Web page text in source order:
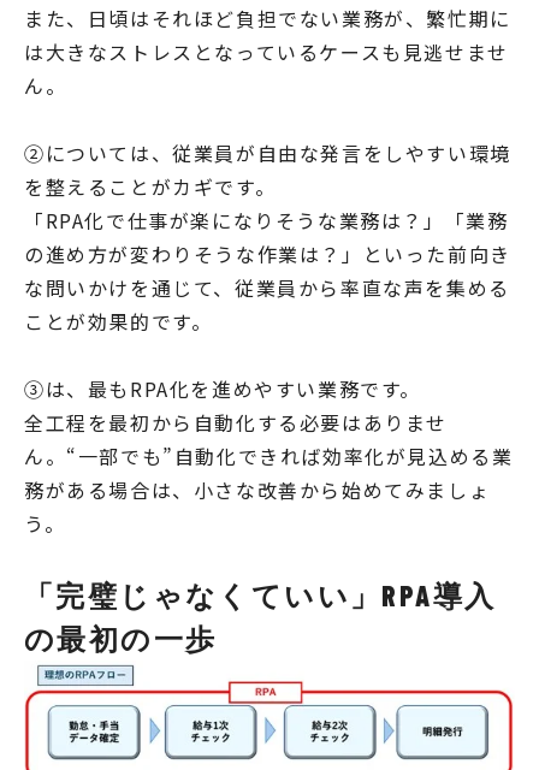
また、日頃はそれほど負担でない業務が、繁忙期に
は大きなストレスとなっているケースも見逃せませ
ん。
②については、従業員が自由な発言をしやすい環境
を整えることがカギです。
「RPA化で仕事が楽になりそうな業務は？」「業務
の進め方が変わりそうな作業は？」といった前向き
な問いかけを通じて、従業員から率直な声を集める
ことが効果的です。
③は、最もRPA化を進めやすい業務です。
全工程を最初から自動化する必要はありませ
ん。“一部でも”自動化できれば効率化が見込める業
務がある場合は、小さな改善から始めてみましょ
う。
「完璧じゃなくていい」RPA導入
の最初の一歩